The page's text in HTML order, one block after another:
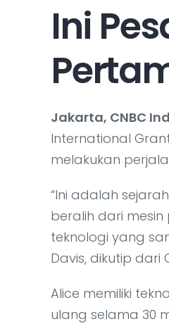
Ini
Jakarta, CNBC
International
melakukan
“Ini adalah
beralih dari
teknologi yang
Davis, dikutip dari
Alice memiliki
ulang selama 30